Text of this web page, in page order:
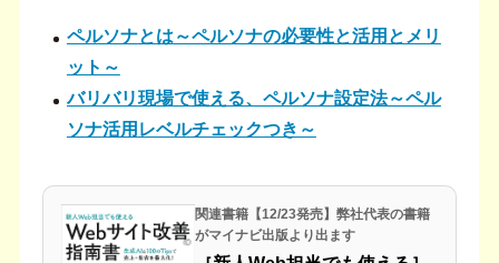
ペルソナとは ～ペルソナの必要性と活用 と メリ
ット～
バリバリ現場で使える、ペルソナ設定法～ペル
ソナ活用 レベルチェックつき～
関連書籍【12/23発売】弊社代表の書籍
がマイナビ出版より出ます